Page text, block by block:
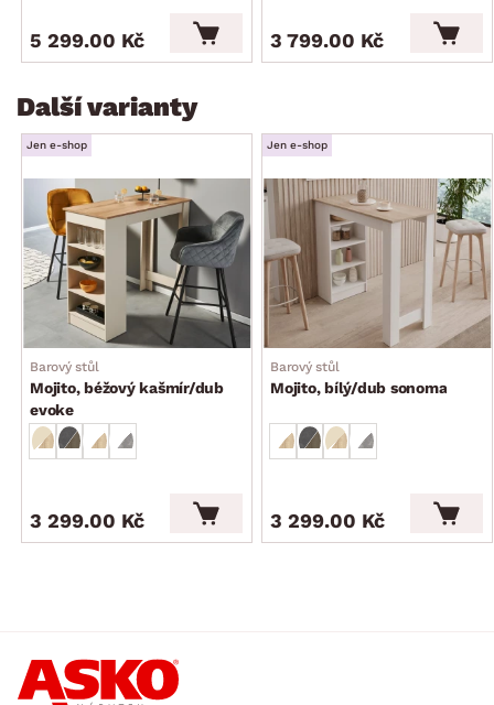
5 299.00 Kč 3 799.00 Kč
Další varianty
Jen e-shop
Barový stůl
Mojito, béžový kašmír/dub
evoke
3 299.00 Kč
Jen e-shop
Barový stůl
Mojito, bílý/dub sonoma
3 299.00 Kč